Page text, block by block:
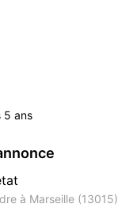
5 ans
à Marseille (13015)